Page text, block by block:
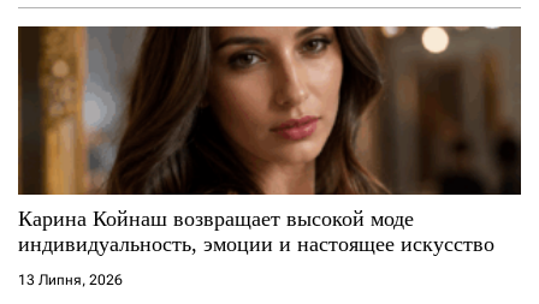
з
с
і
Карина Койнаш возвращает высокой моде
индивидуальность, эмоции и настоящее искусство
13 Липня, 2026